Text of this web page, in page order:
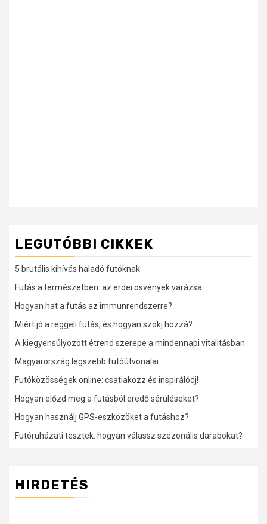
LEGUTÓBBI CIKKEK
5 brutális kihívás haladó futóknak
Futás a természetben: az erdei ösvények varázsa
Hogyan hat a futás az immunrendszerre?
Miért jó a reggeli futás, és hogyan szokj hozzá?
A kiegyensúlyozott étrend szerepe a mindennapi vitalitásban
Magyarország legszebb futóútvonalai
Futóközösségek online: csatlakozz és inspirálódj!
Hogyan előzd meg a futásból eredő sérüléseket?
Hogyan használj GPS-eszközöket a futáshoz?
Futóruházati tesztek: hogyan válassz szezonális darabokat?
HIRDETÉS